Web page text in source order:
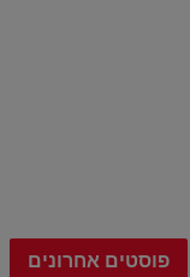
פוסטים אחרונים